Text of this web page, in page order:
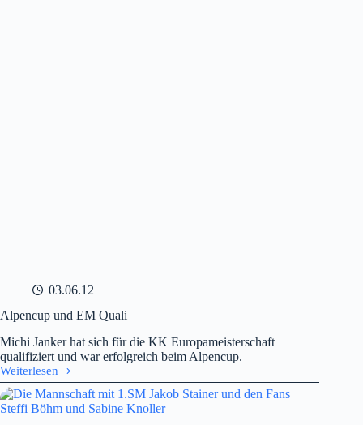
03.06.12
Alpencup und EM Quali
Michi Janker hat sich für die KK Europameisterschaft
qualifiziert und war erfolgreich beim Alpencup.
Weiterlesen
Alpencup
und
EM
Quali